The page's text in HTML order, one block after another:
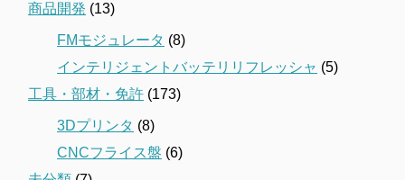
商品開発 (13)
FMモジュレータ (8)
インテリジェントバッテリリフレッシャ (5)
工具・部材・免許 (173)
3Dプリンタ (8)
CNCフライス盤 (6)